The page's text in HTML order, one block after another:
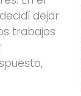
dejar
trabajos